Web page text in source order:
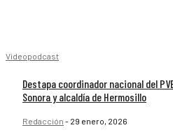
Videopodcast
Destapa coordinador nacional del
Sonora y alcaldía de Hermosillo
Redacción - 29 enero, 2026